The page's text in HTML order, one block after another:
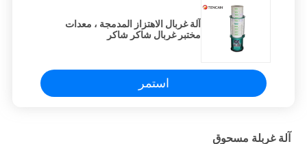
آلة غربال الاهتزاز المدمجة ، معدات
مختبر غربال شاكر شاكر
استمر
آلة غربلة مسحوق